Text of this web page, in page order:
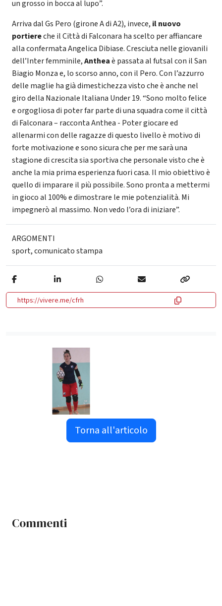
un grosso in bocca al lupo”.
Arriva dal Gs Pero (girone A di A2), invece, il nuovo
portiereche il Città di Falconara ha scelto per affiancare
alla confermata Angelica Dibiase. Cresciuta nelle giovanili
dell’Inter femminile,Antheaè passata al futsal con il San
Biagio Monza e, lo scorso anno, con il Pero. Con l’azzurro
delle maglie ha già dimestichezza visto che è anche nel
giro della Nazionale Italiana Under 19. “Sono molto felice
e orgogliosa di poter far parte di una squadra come il città
di Falconara – racconta Anthea - Poter giocare ed
allenarmi con delle ragazze di questo livello è motivo di
forte motivazione e sono sicura che per me sarà una
stagione di crescita sia sportiva che personale visto che è
anche la mia prima esperienza fuori casa. Il mio obiettivo è
quello di imparare il più possibile. Sono pronta a mettermi
in gioco al 100% e dimostrare le mie potenzialità. Mi
impegnerò al massimo. Non vedo l’ora di iniziare”.
ARGOMENTI
sport,comunicato stampa
https://vivere.me/cfrh
Torna all'articolo
Commenti